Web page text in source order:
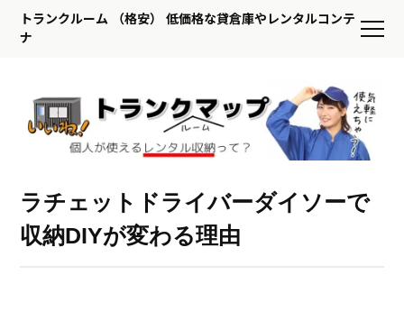
トランクルーム （格安） 低価格な貸倉庫やレンタルコンテ
ナ
ラチェットドライバーダイソーで
収納DIYが変わる理由